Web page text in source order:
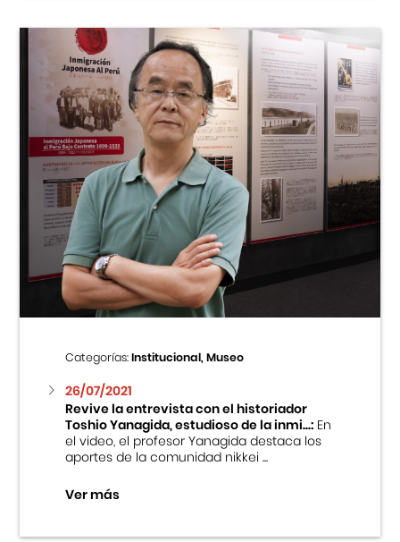
Categorías:Institucional, Museo
26/07/2021
Revive la entrevista con el historiador
Toshio Yanagida, estudioso de la inmi...:En
el video, el profesor Yanagida destaca los
aportes de la comunidad nikkei ...
Ver más